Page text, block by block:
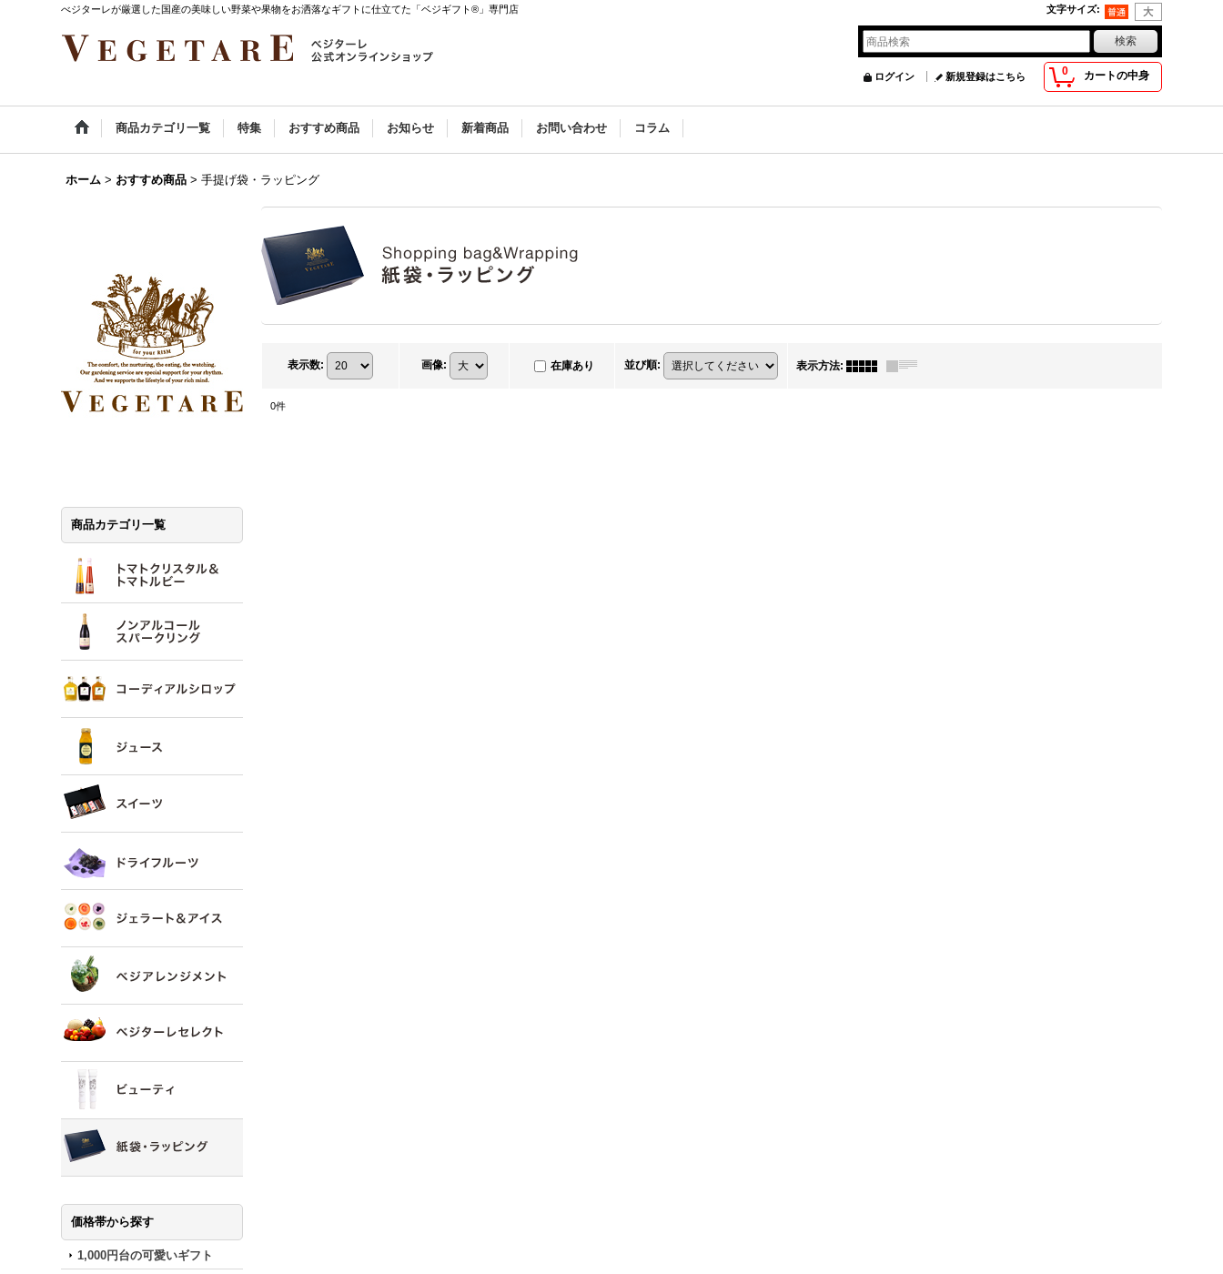
べジターレが厳選した国産の美味しい野菜や果物をお洒落なギフトに仕立てた「ベジギフト®」専門店 文字サイズ:
0 カートの中身
ログイン 新規登録はこちら
商品カテゴリ一覧 特集 おすすめ商品 お知らせ 新着商品 お問い合わせ コラム
ホーム > おすすめ商品 > 手提げ袋・ラッピング
商品カテゴリ一覧
価格帯から探す
1,000円台の可愛いギフト
表示数: 画像: 在庫あり 並び順: 表示方法:
0件